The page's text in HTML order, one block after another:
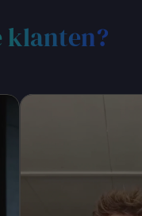
klanten?